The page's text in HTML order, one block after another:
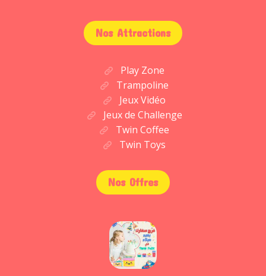
Nos Attractions
Play Zone
Trampoline
Jeux Vidéo
Jeux de Challenge
Twin Coffee
Twin Toys
Nos Offres